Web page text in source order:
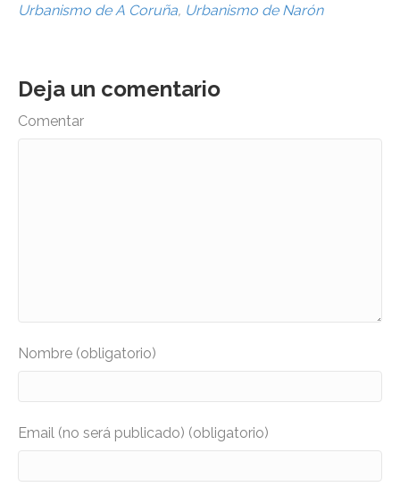
Urbanismo de A Coruña, Urbanismo de Narón
Deja un comentario
Comentar
Nombre (obligatorio)
Email (no será publicado) (obligatorio)